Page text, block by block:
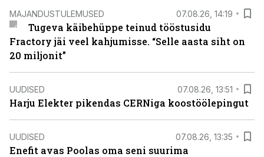
MAJANDUSTULEMUSED 07.08.26, 14:19
Tugeva käibehüppe teinud tööstusidu
Fractory jäi veel kahjumisse. “Selle aasta siht on
20 miljonit”
UUDISED 07.08.26, 13:51
Harju Elekter pikendas CERNiga koostöölepingut
UUDISED 07.08.26, 13:35
Enefit avas Poolas oma seni suurima